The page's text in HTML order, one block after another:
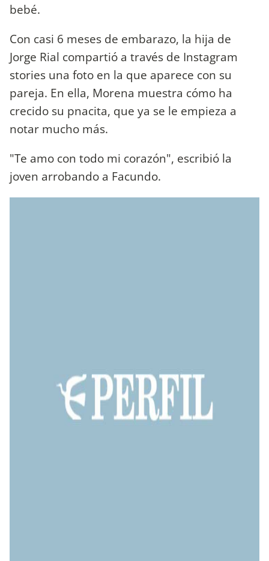
bebé.
Con casi 6 meses de embarazo, la hija de
Jorge Rial compartió a través de Instagram
stories una foto en la que aparece con su
pareja. En ella, Morena muestra cómo ha
crecido su pnacita, que ya se le empieza a
notar mucho más.
"Te amo con todo mi corazón", escribió la
joven arrobando a Facundo.